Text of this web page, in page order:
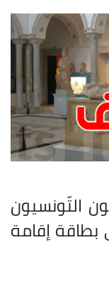
التّونسيون
بطاقة إقامة